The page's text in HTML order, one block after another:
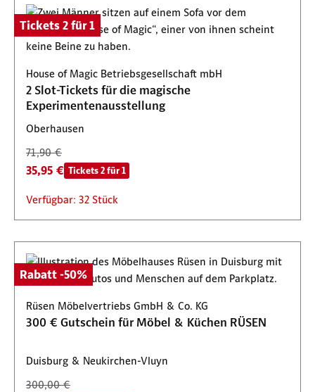
Tickets 2 für 1
House of Magic Betriebsgesellschaft mbH
2 Slot-Tickets für die magische
Experimentenausstellung
Oberhausen
71,90 €
35,95 € Tickets 2 für 1
Verfügbar: 32 Stück
Rabatt -50%
Rüsen Möbelvertriebs GmbH & Co. KG
300 € Gutschein für Möbel & Küchen RÜSEN
Duisburg & Neukirchen-Vluyn
300,00 €